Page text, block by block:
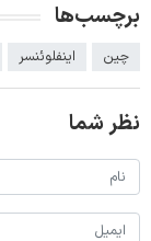
برچسب‌ها
چین اینفلوئنسر
نظر شما